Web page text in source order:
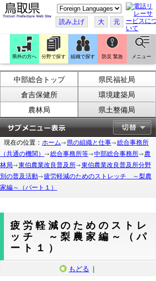
こ
の
ペ
ー
ジ
翻
訳
す
る
読み上げ 大 元
県外の方へ 分野で探す 組織で探す 防災 緊急 メニュー
中部総合トップ
県民福祉局
倉吉保健所
環境建築局
農林局
県土整備局
現在の位置： ホーム 県の組織と仕事
総合事務所
（共通の機関）
総合事務所等 中部総合事務所
農
林局
東伯農業改良普及所
東伯農業改良普及所分野
別の普及活動
疲労軽減のためのストレッチ ～梨農
家編～（パート１）
疲労軽減のためのストレ
ッチ ～梨農家編～（パ
ート１）
もどる ｜